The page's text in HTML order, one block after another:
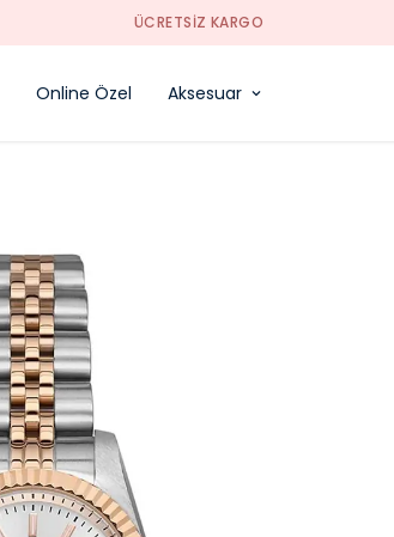
Online Özel Aksesuar